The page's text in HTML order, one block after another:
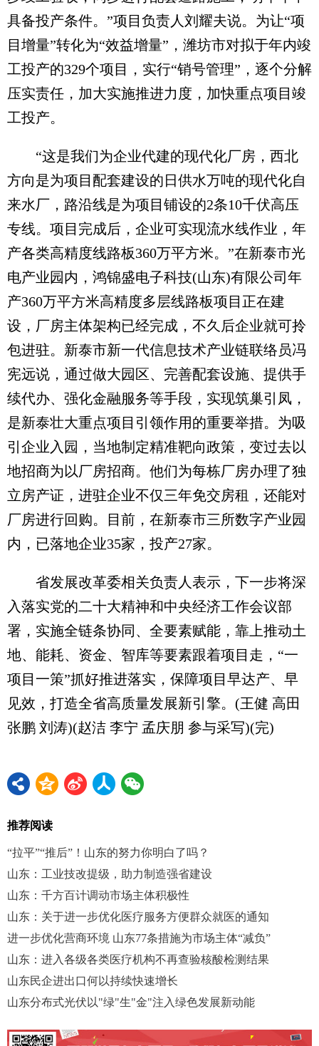
具备投产条件。”项目负责人刘耀夫说。为让“项
目增量”转化为“效益增量”，潍坊市对拟于年内竣
工投产的329个项目，实行“销号管理”，逐个分解
压实责任，加大实施推进力度，加快重点项目竣
工投产。
“这是我们为企业代建的现代化厂房，西北
方向是为项目配套建设的日供水万吨的现代化自
来水厂，路沿线是为项目铺设的2条10千伏高压
专线。项目完成后，企业可实现流水线作业，年
产各类高精度线路板360万平方米。”在新泰市光
电产业园内，鸿锦盛电子科技(山东)有限公司年
产360万平方米高精度多层线路板项目正在建
设，厂房主体架构已经完成，不久后企业就可拎
包进驻。新泰市新一代信息技术产业链联络员冯
宪远说，通过做大园区、完善配套设施、提供手
续代办、强化金融服务等手段，实现筑巢引凤，
是新泰壮大重点项目引领作用的重要举措。为吸
引企业入园，当地制定精准靶向政策，变过去以
地招商为以厂房招商。他们为每栋厂房办理了独
立房产证，进驻企业不仅三年免交房租，还能对
厂房进行回购。目前，在新泰市三所数字产业园
内，已落地企业35家，投产27家。
省发展改革委相关负责人表示，下一步将深
入落实党的二十大精神和中央经济工作会议部
署，实施全链条协同、全要素赋能，靠上推动土
地、能耗、资金、智库等要素跟着项目走，“一
项目一策”抓好推进落实，保障项目早达产、早
见效，打造全省高质量发展新引擎。(王健 高田
张鹏 刘涛)(赵洁 李宁 孟庆朋 参与采写)(完)
推荐阅读
“拉平”“推后”！山东的努力你明白了吗？
山东：工业技改提级，助力制造强省建设
山东：千方百计调动市场主体积极性
山东：关于进一步优化医疗服务方便群众就医的通知
进一步优化营商环境 山东77条措施为市场主体“减负”
山东：进入各级各类医疗机构不再查验核酸检测结果
山东民企进出口何以持续快速增长
山东分布式光伏以"绿"生"金"注入绿色发展新动能